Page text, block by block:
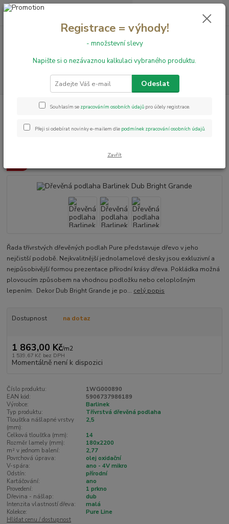
+420 731 199 591 0,00 Kč
Dřevěné podlahy Dřevěná podlaha Barlinek Dub Bright Grande
Dřevěná podlaha Barlinek Dub
Řada třívrstvých dřevěných podlah Pure představuje dřevo v jeho
nejčistší podobě. Nejkvalitnější jednolamelové desky jsou exkluzivní a
nejpůsobivější formou prezentace přírodní krásy dřeva. Pokládka možná
plovoucím způsobem na vhodnou podložku nebo celoplošným
lepením. Dekor Dub Bright Grande je po... celý popis
Dostupnost na dotaz
1 863,00 Kč/m2
1 539,67 Kč bez DPH
Momentálně není k dispozici
Číslo produktu:
1WG000890
EAN kód:
5906737986189
Výrobce:
Barlinek
Typ produktu:
Třívrstvá dřevěná podlaha
Tloušťka nášlapné vrstvy
(mm):
2,5
Celková tloušťka (mm):
14
Rozměr lamely (mm):
180x2200
m² v jednom balení:
2,77
Povrchová úprava:
olej oxidační
V-spára:
ano - 4V mikro
Odstín:
přírodní
Kartáčování:
ano
Provedení:
1 prkno
Dřevina - nášlap:
dub
Intenzita vlastností dřeva:
malá
Kolekce:
Pure Line
Hlídat cenu / dostupnost
Registrace = výhody!
- množstevní slevy
Napište si o nezávaznou kalkulaci vybraného produktu.
Odeslat
Souhlasím se zpracováním osobních údajů pro účely registrace.
Přeji si odebírat novinky e-mailem dle podmínek zpracování osobních údajů.
Zavřít